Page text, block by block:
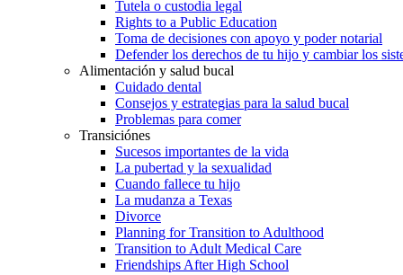
Tutela o custodia legal
Rights to a Public Education
Toma de decisiones con apoyo y poder notarial
Defender los derechos de tu hijo y cambiar los
Alimentación y salud bucal
Cuidado dental
Consejos y estrategias para la salud bucal
Problemas para comer
Transiciónes
Sucesos importantes de la vida
La pubertad y la sexualidad
Cuando fallece tu hijo
La mudanza a Texas
Divorce
Planning for Transition to Adulthood
Transition to Adult Medical Care
Friendships After High School